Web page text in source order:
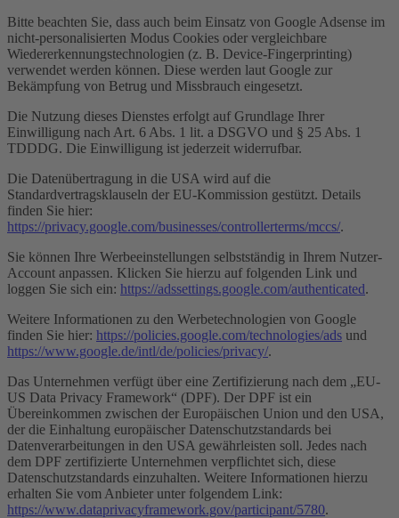
Bitte beachten Sie, dass auch beim Einsatz von Google Adsense im
nicht-personalisierten Modus Cookies oder vergleichbare
Wiedererkennungstechnologien (z. B. Device-Fingerprinting)
verwendet werden können. Diese werden laut Google zur
Bekämpfung von Betrug und Missbrauch eingesetzt.
Die Nutzung dieses Dienstes erfolgt auf Grundlage Ihrer
Einwilligung nach Art. 6 Abs. 1 lit. a DSGVO und § 25 Abs. 1
TDDDG. Die Einwilligung ist jederzeit widerrufbar.
Die Datenübertragung in die USA wird auf die
Standardvertragsklauseln der EU-Kommission gestützt. Details
finden Sie hier:
https://privacy.google.com/businesses/controllerterms/mccs/.
Sie können Ihre Werbeeinstellungen selbstständig in Ihrem Nutzer-
Account anpassen. Klicken Sie hierzu auf folgenden Link und
loggen Sie sich ein: https://adssettings.google.com/authenticated.
Weitere Informationen zu den Werbetechnologien von Google
finden Sie hier: https://policies.google.com/technologies/ads und
https://www.google.de/intl/de/policies/privacy/.
Das Unternehmen verfügt über eine Zertifizierung nach dem „EU-
US Data Privacy Framework“ (DPF). Der DPF ist ein
Übereinkommen zwischen der Europäischen Union und den USA,
der die Einhaltung europäischer Datenschutzstandards bei
Datenverarbeitungen in den USA gewährleisten soll. Jedes nach
dem DPF zertifizierte Unternehmen verpflichtet sich, diese
Datenschutzstandards einzuhalten. Weitere Informationen hierzu
erhalten Sie vom Anbieter unter folgendem Link:
https://www.dataprivacyframework.gov/participant/5780.